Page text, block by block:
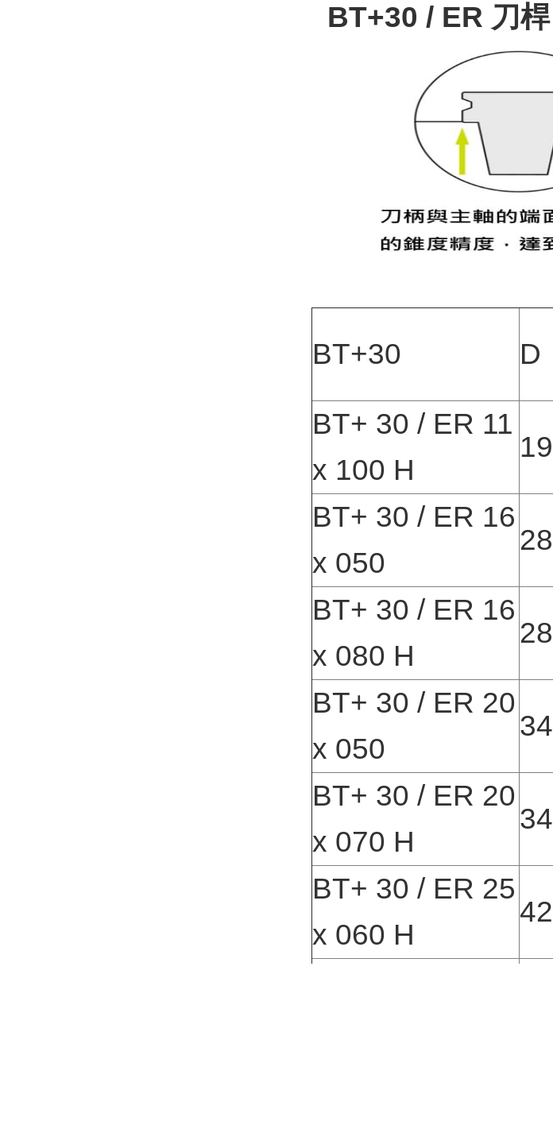
BT+30 / ER 刀桿
BT+30 D
BT+ 30 / ER 11
x 100 H
19
BT+ 30 / ER 16
x 050
28
BT+ 30 / ER 16
x 080 H
28
BT+ 30 / ER 20
x 050
34
BT+ 30 / ER 20
x 070 H
34
BT+ 30 / ER 25
x 060 H
42